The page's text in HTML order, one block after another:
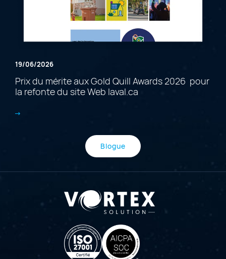
19/06/2026
Prix du mérite aux Gold Quill Awards 2026 pour
la refonte du site Web laval.ca
Blogue